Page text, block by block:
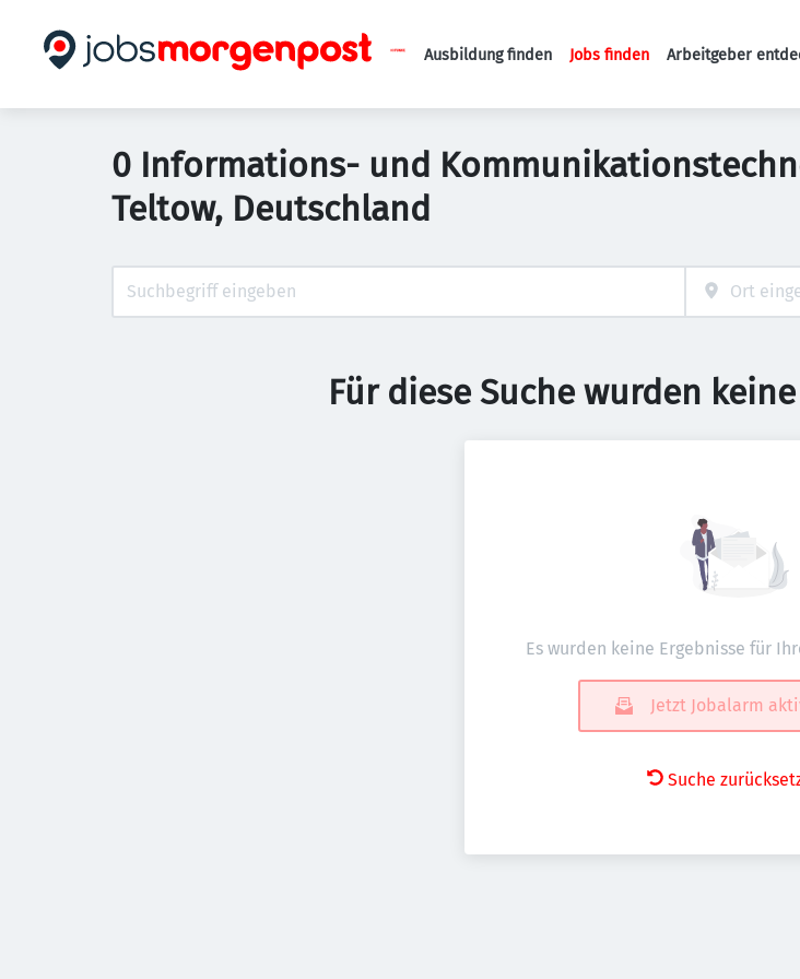
Haupt-Navigation
Ausbildung finden Jobs finden Arbeitgeber
0 Informations- und
Teltow, Deutschland
Für diese Suche wurden
Es wurden keine Ergebnisse für
Jetzt Jobalarm
Suche